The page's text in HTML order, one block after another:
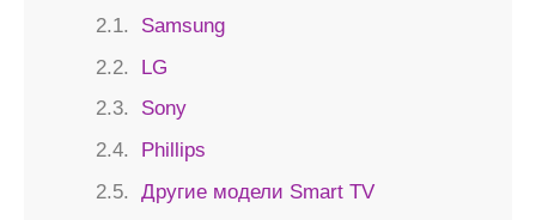
Samsung
LG
Sony
Phillips
Другие модели Smart TV